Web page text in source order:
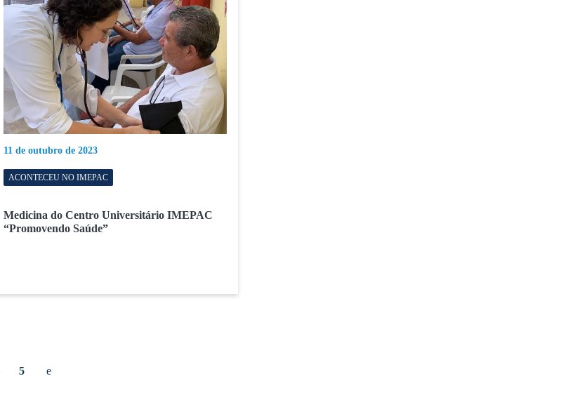
11 de outubro de 2023
ACONTECEU NO IMEPAC
Medicina do Centro Universitário IMEPAC
“Promovendo Saúde”
5